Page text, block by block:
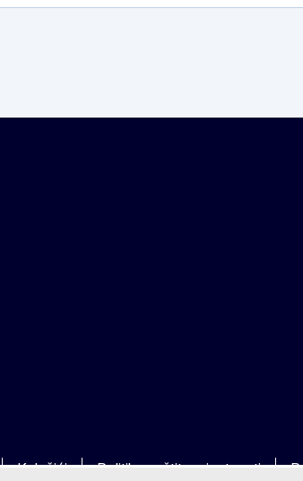
Kolačići Politika zaštite privatnosti